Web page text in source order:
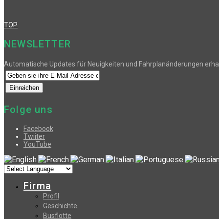
TOP
NEWSLETTER
Automatische Updates für Neuigkeiten und Fahrplanänderungen
Folge uns
Facebook
Twiiter
YouTube
Firma
Profil
Geschichte
Busflotte